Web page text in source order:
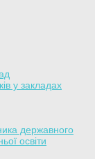
у закладах
державного
освіти